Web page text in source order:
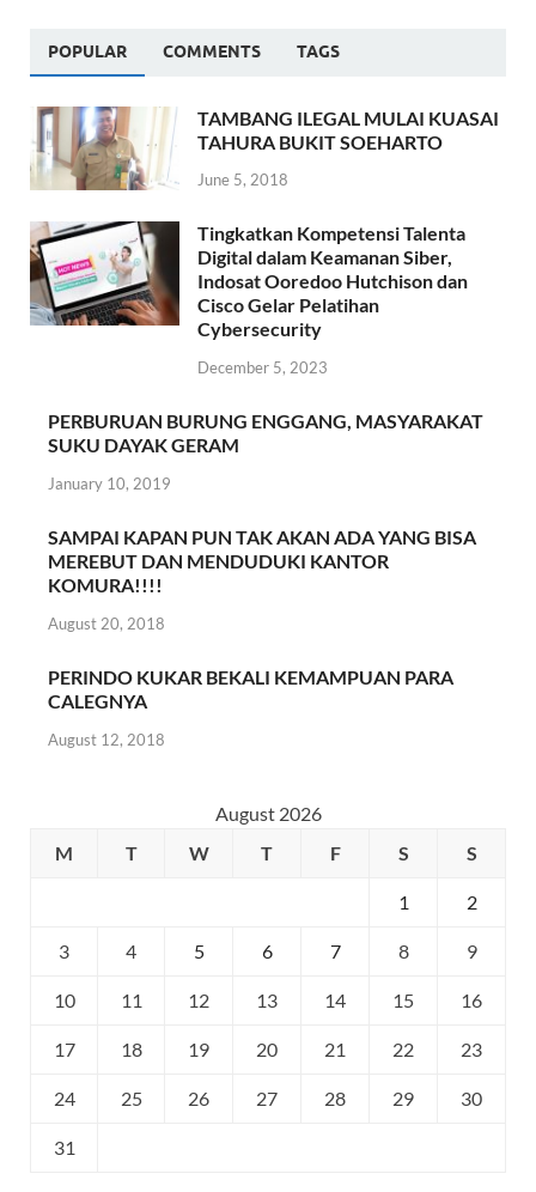
POPULAR COMMENTS TAGS
TAMBANG ILEGAL MULAI KUASAI
TAHURA BUKIT SOEHARTO
June 5, 2018
Tingkatkan Kompetensi Talenta
Digital dalam Keamanan Siber,
Indosat Ooredoo Hutchison dan
Cisco Gelar Pelatihan
Cybersecurity
December 5, 2023
PERBURUAN BURUNG ENGGANG, MASYARAKAT
SUKU DAYAK GERAM
January 10, 2019
SAMPAI KAPAN PUN TAK AKAN ADA YANG BISA
MEREBUT DAN MENDUDUKI KANTOR
KOMURA!!!!
August 20, 2018
PERINDO KUKAR BEKALI KEMAMPUAN PARA
CALEGNYA
August 12, 2018
August 2026
M
T W T F S S
1 2
3 4 5 6 7 8 9
10 11 12 13 14 15 16
17 18 19 20 21 22 23
24 25 26 27 28 29 30
31